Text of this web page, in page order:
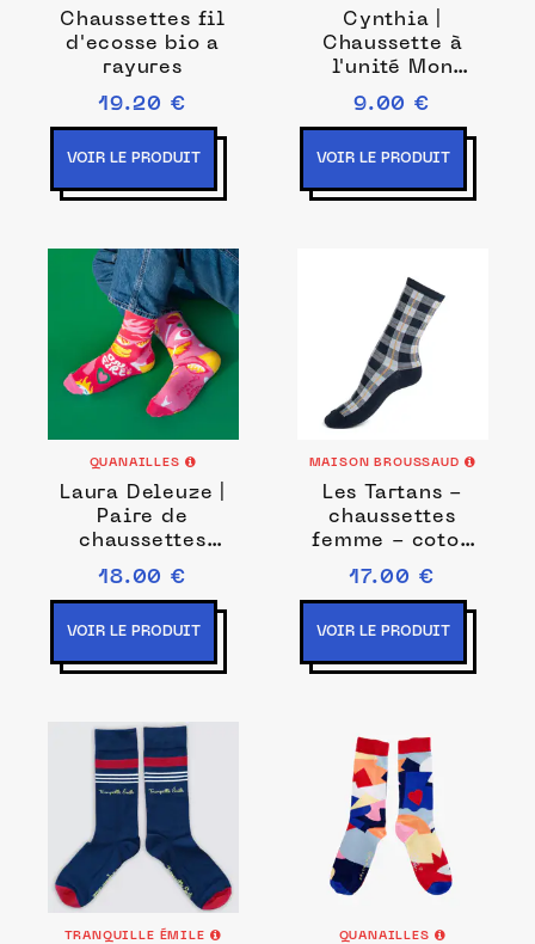
Chaussettes fil
d'ecosse bio a
rayures
19.20 €
VOIR LE PRODUIT
Cynthia |
Chaussette à
l'unité Mon
canard d'amour
9.00 €
VOIR LE PRODUIT
QUANAILLES
Laura Deleuze |
Paire de
chaussettes
dépareillées On
Fire Rose &
18.00 €
VOIR LE PRODUIT
MAISON BROUSSAUD
Les Tartans -
chaussettes
femme - coton
marine
17.00 €
VOIR LE PRODUIT
TRANQUILLE ÉMILE QUANAILLES